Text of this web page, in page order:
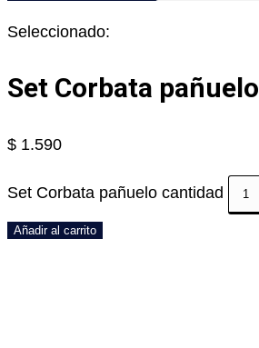
Seleccionado:
Set Corbata pañuelo
$ 1.590
Set Corbata pañuelo cantidad
Añadir al carrito